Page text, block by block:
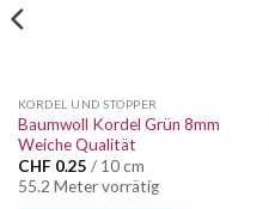
KORDEL UND STOPPER
Baumwoll Kordel Grün 8mm
Weiche Qualität
CHF 0.25 / 10 cm
55.2 Meter vorrätig